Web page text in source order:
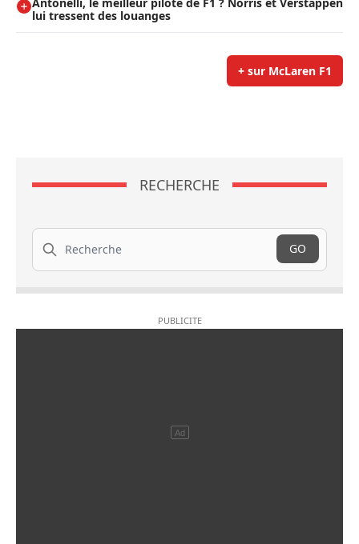
lui tressent des louanges
+ sur McLaren F1
RECHERCHE
Recherche
GO